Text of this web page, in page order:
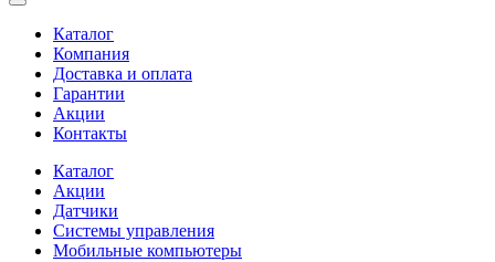
Каталог
Компания
Доставка и оплата
Гарантии
Акции
Контакты
Каталог
Акции
Датчики
Системы управления
Мобильные компьютеры